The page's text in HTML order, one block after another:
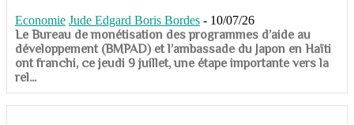
Economie Jude Edgard Boris Bordes - 10/07/26
​​​​​​​Le Bureau de monétisation des programmes d’aide au
développement (BMPAD) et l’ambassade du Japon en Haïti
ont franchi, ce jeudi 9 juillet, une étape importante vers la
rel...